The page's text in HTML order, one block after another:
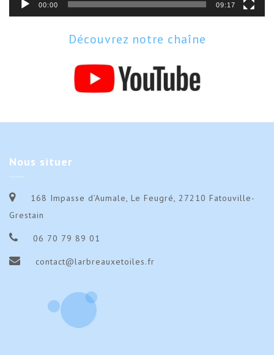
00:00 09:17
Découvrez notre chaîne
Nous situer
168 Impasse d’Aumale, Le Feugré, 27210 Fatouville-
Grestain
06 70 79 89 01
contact@larbreauxetoiles.fr